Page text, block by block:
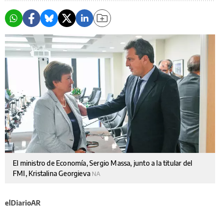
El ministro de Economía, Sergio Massa, junto a la titular del
FMI, Kristalina Georgieva NA
elDiarioAR